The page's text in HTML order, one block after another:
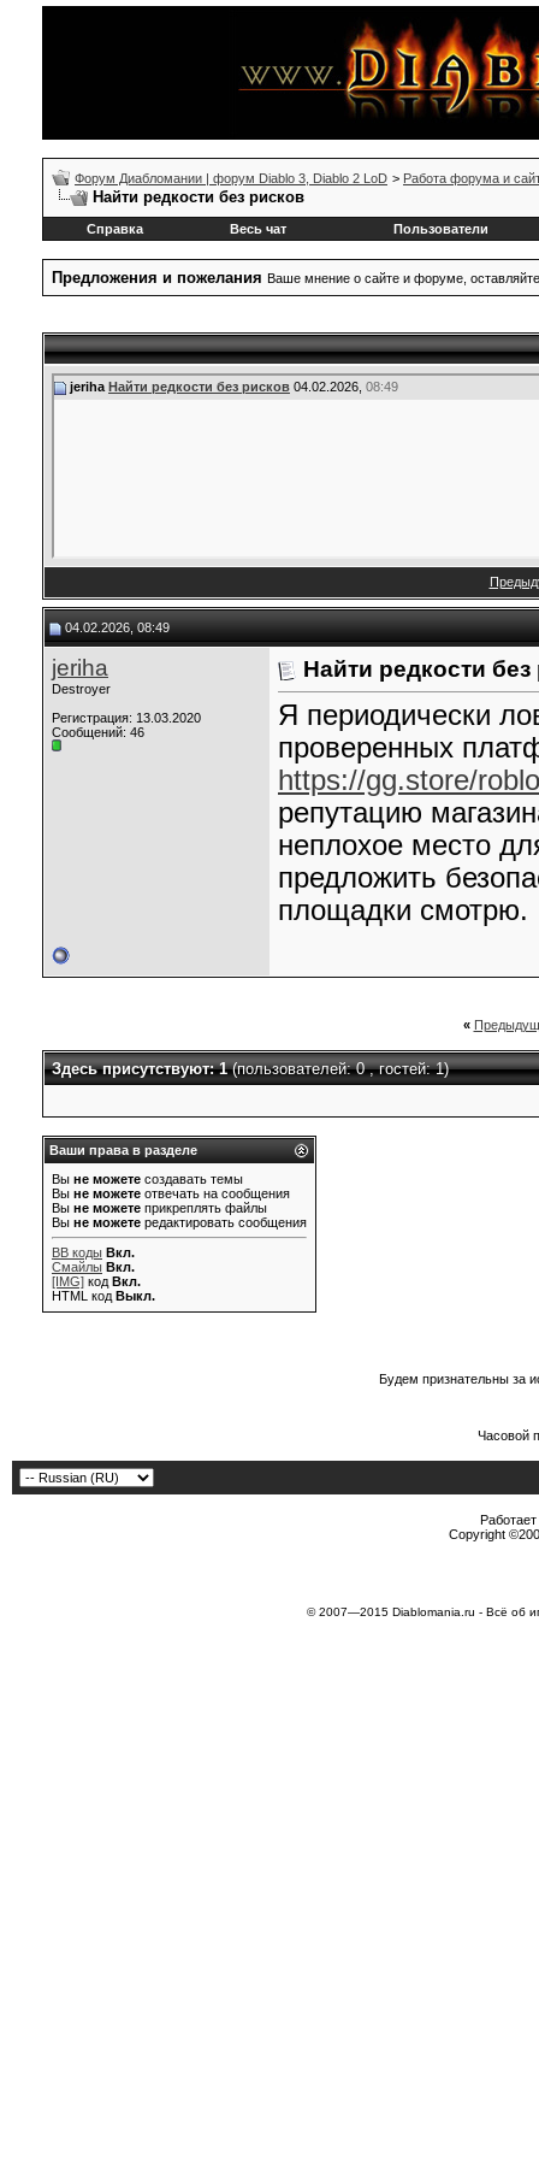
Форум Диабломании | форум Diablo 3, Diablo 2 LoD > Работа форума и
Найти редкости без рисков
Справка Весь чат Пользователи
Предложения и пожелания Ваше мнение о сайте и форуме,
jeriha Найти редкости без рисков 04.02.2026, 08:49
04.02.2026, 08:49
jeriha
Destroyer
Регистрация: 13.03.2020
Сообщений: 46
Найти редкости без
Я периодически
проверенных
https://gg.store/
репутацию
неплохое место
предложить
площадки смотрю.
«
Здесь присутствуют: 1(пользователей: 0 , гостей: 1)
Ваши права в разделе
Вы не можете создавать темы
Вы не можете отвечать на сообщения
Вы не можете прикреплять файлы
Вы не можете редактировать сообщения
BB коды Вкл.
Смайлы Вкл.
[IMG] код Вкл.
HTML код Выкл.
Будем признательны за
Часовой
Copyright
© 2007—2015 Diablomania.ru - Всё об